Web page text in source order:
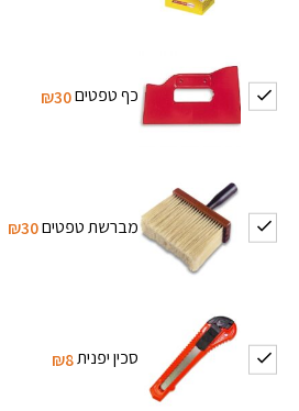
כף טפטים₪30
מברשת טפטים₪30
סכין יפנית₪8